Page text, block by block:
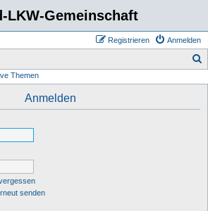
LKW-Gemeinschaft
Anmelden
Registrieren
Themen
Anmelden
senden